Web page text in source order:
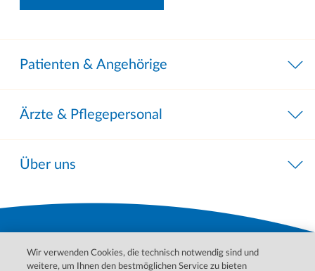
Patienten & Angehörige
Ärzte & Pflegepersonal
Über uns
Wir verwenden Cookies, die technisch notwendig sind und
weitere, um Ihnen den bestmöglichen Service zu bieten